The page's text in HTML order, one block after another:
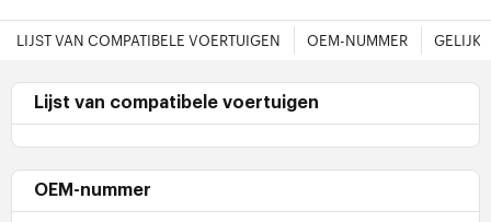
LIJST VAN COMPATIBELE VOERTUIGEN OEM-NUMMER
Lijst van compatibele voertuigen
OEM-nummer